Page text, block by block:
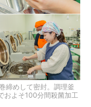
締めして密封。調理釜
およそ100分間殺菌加工